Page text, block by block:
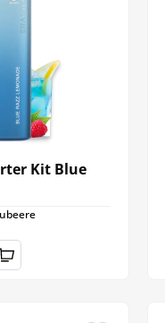
Kit Blue